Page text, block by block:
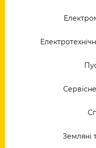
Земляні